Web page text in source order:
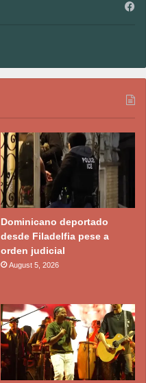
Dominicano deportado
desde Filadelfia pese a
orden judicial
August 5, 2026